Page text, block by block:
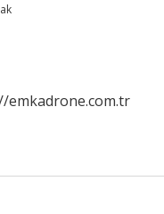
emkadrone.com.tr